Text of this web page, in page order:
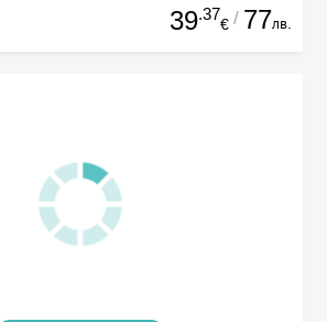
39.37
€ / 77лв.